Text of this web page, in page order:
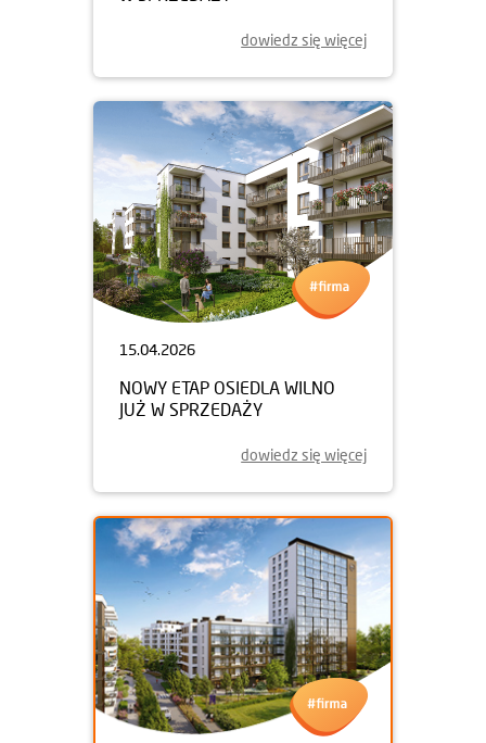
dowiedz się więcej
15.04.2026
NOWY ETAP OSIEDLA WILNO
JUŻ W SPRZEDAŻY
dowiedz się więcej